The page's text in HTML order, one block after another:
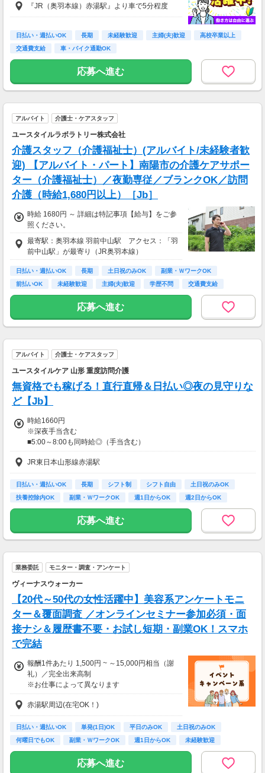
『JR（奥羽本線）赤湯駅』より車で5分程度
日払い・週払いOK 長期 未経験歓迎 主婦(夫)歓迎
高校卒業以上
交通費支給
車・バイク通勤OK
応募へ進む
アルバイト 介護士・ケアスタッフ
ユースタイルラボラトリー株式会社
介護スタッフ（介護福祉士）(アルバイト/未経験者歓
迎) 【アルバイト・パート】南陽市の介護ケアサポー
ター（介護福祉士）／夜勤専従／ブランクOK／訪問
介護（時給1,680円以上）［Jb］
時給 1680円 ～ 詳細は特記事項【給与】をご参
照ください。
最寄駅：奥羽本線 羽前中山駅 アクセス：「羽
前中山駅」が最寄り（JR奥羽本線）
日払い・週払いOK 長期 土日祝のみOK
副業・ＷワークOK
前払いOK
未経験歓迎 主婦(夫)歓迎 学歴不問 交通費支給
応募へ進む
アルバイト 介護士・ケアスタッフ
ユースタイルケア 山形 重度訪問介護
無資格でも稼げる！直行直帰＆日払い◎夜の見守りな
ど【Jb】
時給1660円
※深夜手当含む
■5:00～8:00も同時給◎（手当含む）
■同行研修中（2～4回）は時給1,290円
★日払いも可能！
振込手数料は会社負担！
利用手数料は驚きの”無料”！
【交通費】
JR東日本山形線赤湯駅
日払い・週払いOK 長期 シフト制 シフト自由
土日祝のみOK
扶養控除内OK
副業・ＷワークOK 週1日からOK 週2日からOK
応募へ進む
業務委託 モニター・調査・アンケート
ヴィーナスウォーカー
【20代～50代の女性活躍中】美容系アンケートモニ
ター＆覆面調査 ／オンラインセミナー参加必須・面
接ナシ＆履歴書不要・お試し短期・副業OK！スマホ
で完結
報酬1件あたり 1,500円 ~ ～15,000円相当（謝
礼）／完全出来高制
※お仕事によって異なります
※アンケート回答後、内容確認・承認を経て謝
礼をお支払いします
【お仕事の一例】
◆ 美容サプリのお試しモニター
キレイになりながらポイントがもらえる、人気
赤湯駅周辺(在宅OK！)
日払い・週払いOK 単発(1日)OK 平日のみOK
土日祝のみOK
何曜日でもOK
副業・ＷワークOK 週1日からOK
未経験歓迎
大学生歓迎
応募へ進む